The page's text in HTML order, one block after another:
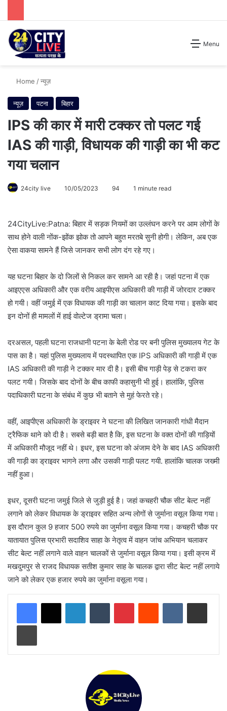
Menu
Search for
Home /न्यूज़
न्यूज़ पटना बिहार
IPS की कार में मारी टक्कर तो पलट गई
IAS की गाड़ी, विधायक की गाड़ी का भी कट
गया चलान
24city live 10/05/2023 94 1 minute read
24CityLive:Patna: बिहार में सड़क नियमों का उल्लंघन करने पर आम लोगों के
साथ होने वाली नोंक-झोंक झोक तो आपने बहुत मरतबे सुनी होगी। लेकिन, अब एक
ऐसा वाकया सामने हैं जिसे जानकर सभी लोग दंग रहे गए।
यह घटना बिहार के दो जिलों से निकल कर सामने आ रही है। जहां पटना में एक
आइएएस अधिकारी और एक वरीय आइपीएस अधिकारी की गाड़ी में जोरदार टक्कर
हो गयी। वहीं जमुई में एक विधायक की गाड़ी का चालान काट दिया गया। इसके बाद
इन दोनों ही मामलों में हाई वोल्टेज ड्रामा चला।
दरअसल, पहली घटना राजधानी पटना के बेली रोड पर बनी पुलिस मुख्यालय गेट के
पास का है। यहां पुलिस मुख्यलाय में पदस्थापित एक IPS अधिकारी की गाड़ी में एक
IAS अधिकारी की गाड़ी ने टक्कर मार दी है। इसी बीच गाड़ी पेड़ से टकरा कर
पलट गयी। जिसके बाद दोनों के बीच काफी कहासुनी भी हुई। हालांकि, पुलिस
पदाधिकारी घटना के संबंध में कुछ भी बताने से मुहं फेरते रहे।
वहीं, आइपीएस अधिकारी के ड्राइवर ने घटना की लिखित जानकारी गांधी मैदान
ट्रैफिक थाने को दी है। सबसे बड़ी बात है कि, इस घटना के वक्त दोनों की गाड़ियों
में अधिकारी मौजूद नहीं थे। इधर, इस घटना को अंजाम देने के बाद IAS अधिकारी
की गाड़ी का ड्राइवर भागने लगा और उसकी गाड़ी पलट गयी. हालांकि चालक जख्मी
नहीं हुआ।
इधर, दूसरी घटना जमुई जिले से जुड़ी हुई है। जहां कचहरी चौक सीट बेल्ट नहीं
लगाने को लेकर विधायक के ड्राइवर सहित अन्य लोगों से जुर्माना वसूल किया गया।
इस दौरान कुल 9 हजार 500 रुपये का जुर्माना वसूल किया गया। कचहरी चौक पर
यातायात पुलिस प्रभारी सदाशिव साहा के नेतृत्व में वाहन जांच अभियान चलाकर
सीट बेल्ट नहीं लगाने वाले वाहन चालकों से जुर्माना वसूल किया गया। इसी क्रम में
मखदुमपुर से राजद विधायक सतीश कुमार साह के चालक द्वारा सीट बेल्ट नहीं लगाये
जाने को लेकर एक हजार रुपये का जुर्माना वसूला गया।
LinkedInTumblr PinterestReddit VKontakteShare via Email
Print